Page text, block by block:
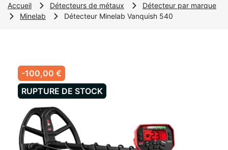
Accueil Détecteurs de métaux
Détecteur par marque
Minelab
Détecteur Minelab Vanquish 540
-100,00 €
RUPTURE DE STOCK